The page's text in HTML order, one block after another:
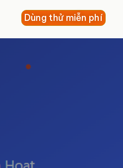
Dùng thử miễn phí